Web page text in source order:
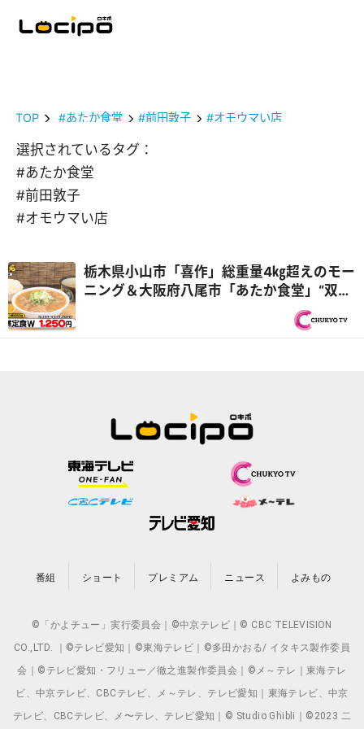
TOP #あたか食堂 #前田敦子 #オモウマい店
選択されているタグ：
#あたか食堂
#前田敦子
#オモウマい店
栃木県小山市「喜作」総重量4㎏超えのモー
ニング＆大阪府八尾市「あたか食堂」“双子
妖精姉妹”が再び登場『オモウマい店』
番組 ショート プレミアム ニュース よみもの
©「かよチュー」実行委員会｜©中京テレビ｜© CBC TELEVISION
CO.,LTD. ｜©テレビ愛知｜©東海テレビ｜©多田かおる/ イタキス製作委員
会｜©テレビ愛知・フリュー／徹之進製作委員会｜©メ～テレ｜東海テレ
ビ、中京テレビ、CBCテレビ、メ～テレ、テレビ愛知｜東海テレビ、中京
テレビ、CBCテレビ、メ〜テレ、テレビ愛知｜© Studio Ghibli｜©2023 二